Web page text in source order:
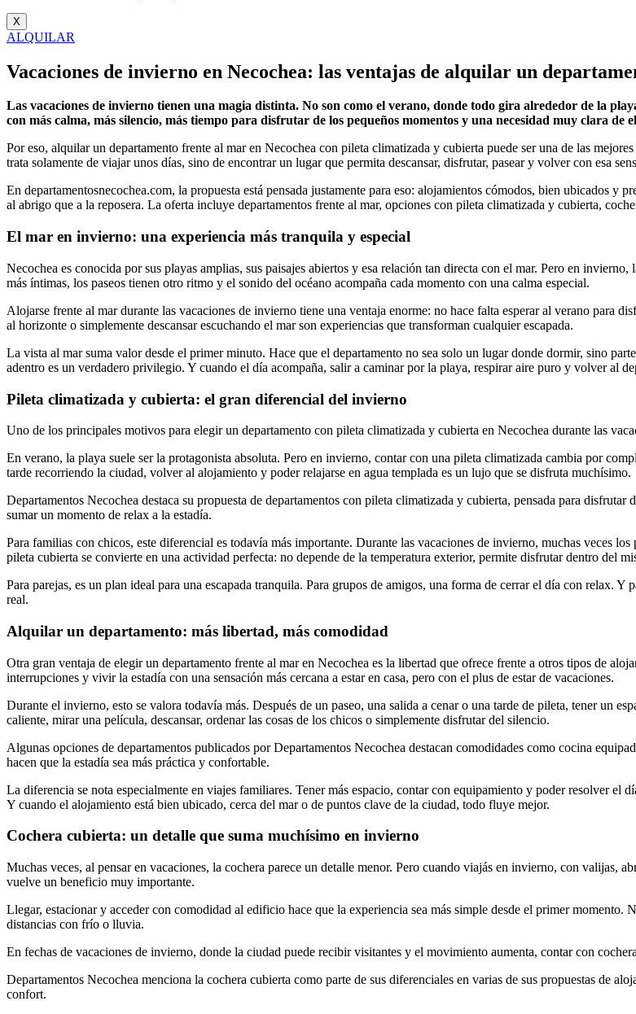
X
ALQUILAR
Vacaciones de invierno en Necochea: las ventajas de alquilar un
Las vacaciones de invierno tienen una magia distinta. No son como el verano, donde todo gira alrededor de la
con más calma, más silencio, más tiempo para disfrutar de los pequeños momentos y una necesidad muy clara de
Por eso, alquilar un departamento frente al mar en Necochea con pileta climatizada y cubierta puede ser una de las
trata solamente de viajar unos días, sino de encontrar un lugar que permita descansar, disfrutar, pasear y volver con esa
En departamentosnecochea.com, la propuesta está pensada justamente para eso: alojamientos cómodos, bien ubicados
al abrigo que a la reposera. La oferta incluye departamentos frente al mar, opciones con pileta climatizada y cubierta,
El mar en invierno: una experiencia más tranquila y especial
Necochea es conocida por sus playas amplias, sus paisajes abiertos y esa relación tan directa con el mar. Pero en
más íntimas, los paseos tienen otro ritmo y el sonido del océano acompaña cada momento con una calma especial.
Alojarse frente al mar durante las vacaciones de invierno tiene una ventaja enorme: no hace falta esperar al verano para
al horizonte o simplemente descansar escuchando el mar son experiencias que transforman cualquier escapada.
La vista al mar suma valor desde el primer minuto. Hace que el departamento no sea solo un lugar donde dormir, sino
adentro es un verdadero privilegio. Y cuando el día acompaña, salir a caminar por la playa, respirar aire puro y volver al
Pileta climatizada y cubierta: el gran diferencial del invierno
Uno de los principales motivos para elegir un departamento con pileta climatizada y cubierta en Necochea durante las
En verano, la playa suele ser la protagonista absoluta. Pero en invierno, contar con una pileta climatizada cambia por
tarde recorriendo la ciudad, volver al alojamiento y poder relajarse en agua templada es un lujo que se disfruta muchísimo.
Departamentos Necochea destaca su propuesta de departamentos con pileta climatizada y cubierta, pensada para
sumar un momento de relax a la estadía.
Para familias con chicos, este diferencial es todavía más importante. Durante las vacaciones de invierno, muchas veces
pileta cubierta se convierte en una actividad perfecta: no depende de la temperatura exterior, permite disfrutar dentro del
Para parejas, es un plan ideal para una escapada tranquila. Para grupos de amigos, una forma de cerrar el día con relax.
real.
Alquilar un departamento: más libertad, más comodidad
Otra gran ventaja de elegir un departamento frente al mar en Necochea es la libertad que ofrece frente a otros tipos de
interrupciones y vivir la estadía con una sensación más cercana a estar en casa, pero con el plus de estar de vacaciones.
Durante el invierno, esto se valora todavía más. Después de un paseo, una salida a cenar o una tarde de pileta, tener un
caliente, mirar una película, descansar, ordenar las cosas de los chicos o simplemente disfrutar del silencio.
Algunas opciones de departamentos publicados por Departamentos Necochea destacan comodidades como cocina
hacen que la estadía sea más práctica y confortable.
La diferencia se nota especialmente en viajes familiares. Tener más espacio, contar con equipamiento y poder resolver el
Y cuando el alojamiento está bien ubicado, cerca del mar o de puntos clave de la ciudad, todo fluye mejor.
Cochera cubierta: un detalle que suma muchísimo en invierno
Muchas veces, al pensar en vacaciones, la cochera parece un detalle menor. Pero cuando viajás en invierno, con valijas,
vuelve un beneficio muy importante.
Llegar, estacionar y acceder con comodidad al edificio hace que la experiencia sea más simple desde el primer
distancias con frío o lluvia.
En fechas de vacaciones de invierno, donde la ciudad puede recibir visitantes y el movimiento aumenta, contar con
Departamentos Necochea menciona la cochera cubierta como parte de sus diferenciales en varias de sus propuestas de
confort.